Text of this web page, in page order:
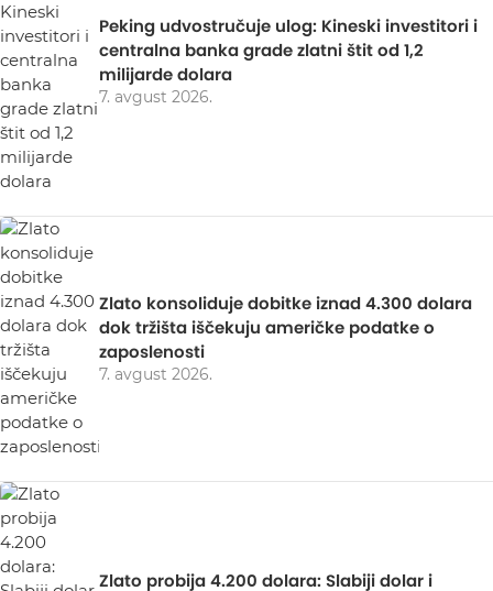
Peking udvostručuje ulog: Kineski investitori i
centralna banka grade zlatni štit od 1,2
milijarde dolara
7. avgust 2026.
Zlato konsoliduje dobitke iznad 4.300 dolara
dok tržišta iščekuju američke podatke o
zaposlenosti
7. avgust 2026.
Zlato probija 4.200 dolara: Slabiji dolar i